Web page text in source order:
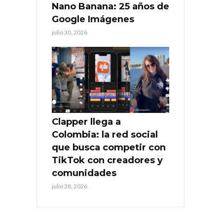
Nano Banana: 25 años de
Google Imágenes
julio 30, 2026
Clapper llega a
Colombia: la red social
que busca competir con
TikTok con creadores y
comunidades
julio 28, 2026